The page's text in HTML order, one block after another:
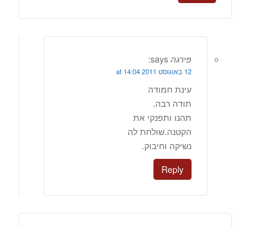
פירגה says:
12 באוגוסט 2011 at 14:04
עינת חמודה
תודה רבה.
תהנו ותפנקי את
הקטנה.שולחת לה
נשיקה וחיבוק.
Reply